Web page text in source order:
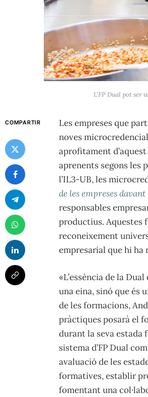
L'FP Dual pot ser
COMPARTIR
Les empreses que
noves
aprofitament
aprenents segons les
l’IL3-UB, les
de les empreses
responsables
productius. Aquestes
reconeixement
empresarial que hi
«L’essència de la
una eina, sinó que és
de les formacions,
pràctiques posarà el
durant la seva estada
sistema d’FP Dual
avaluació de les
formatives, establir
fomentant una